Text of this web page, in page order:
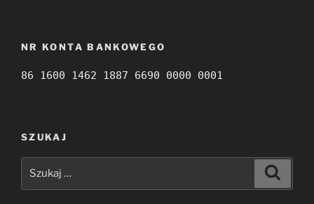
NR KONTA BANKOWEGO
86 1600 1462 1887 6690 0000 0001
SZUKAJ